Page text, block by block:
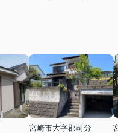
宮崎市大字郡司分